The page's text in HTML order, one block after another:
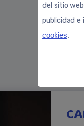
del sitio
publicidad e
cookies.